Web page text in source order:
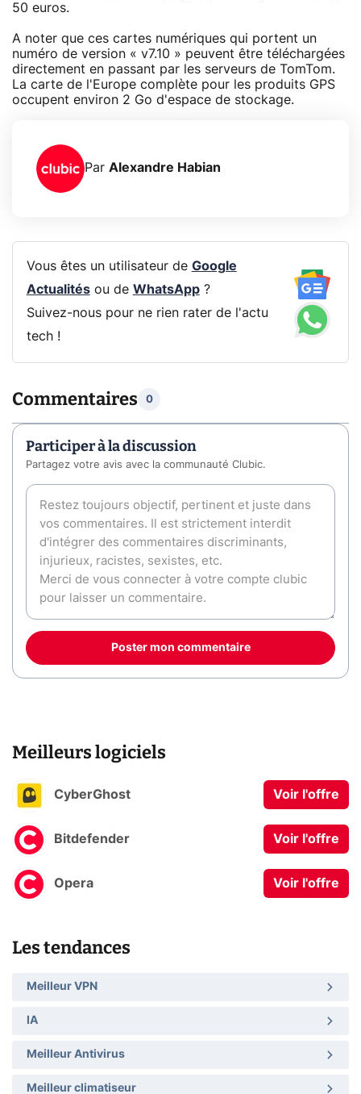
50 euros.
A noter que ces cartes numériques qui portent un
numéro de version « v7.10 » peuvent être téléchargées
directement en passant par les serveurs de TomTom.
La carte de l'Europe complète pour les produits GPS
occupent environ 2 Go d'espace de stockage.
Par Alexandre Habian
Vous êtes un utilisateur de Google
Actualitésou de WhatsApp?
Suivez-nous pour ne rien rater de l'actu
tech !
Commentaires 0
Participer à la discussion
Partagez votre avis avec la communauté Clubic.
Poster mon commentaire
Meilleurs logiciels
CyberGhost Voir l'offre
Bitdefender Voir l'offre
Opera Voir l'offre
Les tendances
Meilleur VPN
IA
Meilleur Antivirus
Meilleur climatiseur